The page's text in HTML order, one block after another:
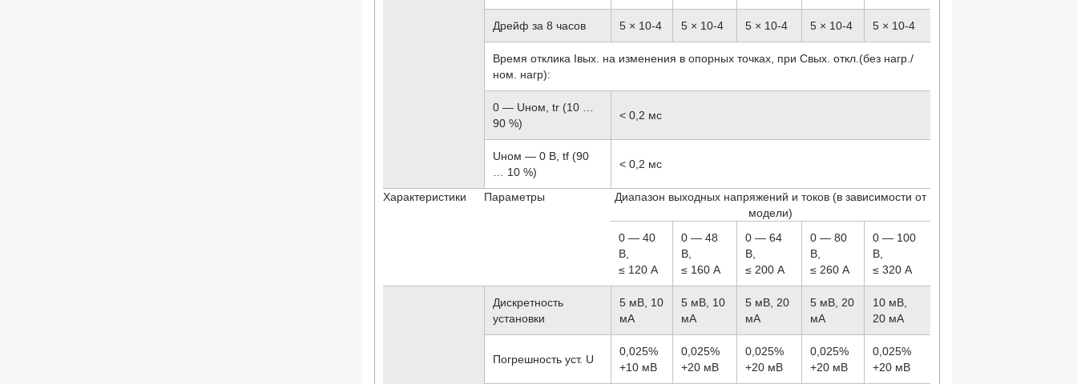
Дрейф за 8 часов 5 × 10-4 5 × 10-4 5 × 10-4 5 × 10-4 5 × 10-4
Время отклика Iвых. на изменения в опорных точках, при Cвых. откл.(без нагр./
ном. нагр):
0 — Uном, tr (10 …
90 %)
< 0,2 мс
Uном — 0 В, tf (90
… 10 %)
< 0,2 мс
Характеристики Параметры
Диапазон выходных напряжений и токов (в зависимости от
модели)
0 — 40
В,
≤ 120 А
0 — 48
В,
≤ 160 А
0 — 64
В,
≤ 200 А
0 — 80
В,
≤ 260 А
0 — 100
В,
≤ 320 А
Дискретность
установки
5 мВ, 10
мА
5 мВ, 10
мА
5 мВ, 20
мА
5 мВ, 20
мА
10 мВ,
20 мА
Погрешность уст. U
0,025%
+10 мВ
0,025%
+20 мВ
0,025%
+20 мВ
0,025%
+20 мВ
0,025%
+20 мВ